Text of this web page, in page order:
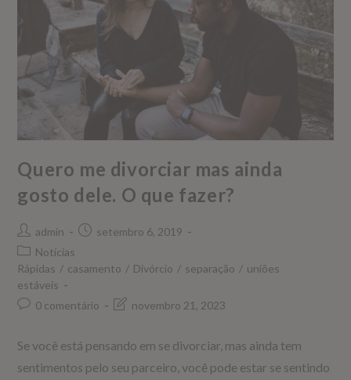
Quero me divorciar mas ainda
gosto dele. O que fazer?
admin
setembro 6, 2019
Notícias
Rápidas / casamento / Divórcio / separação / uniões
estáveis
0 comentário
novembro 21, 2023
Se você está pensando em se divorciar, mas ainda tem
sentimentos pelo seu parceiro, você pode estar se sentindo